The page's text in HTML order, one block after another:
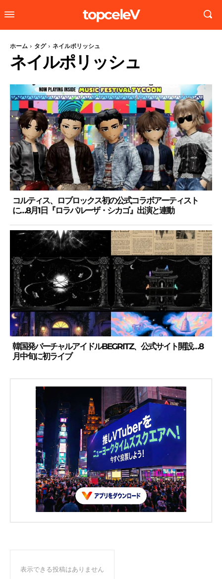
topceleV
ホーム タグ ネイルポリッシュ
ネイルポリッシュ
コルティス、ロブロックス初の公式コラボアーティスト
に…8月1日『ロラパルーザ・シカゴ』出演と連動
韓国発バーチャルアイドルBEGRITZ、公式サイト開設…8
月中旬に初ライブ
表示できる投稿はありません